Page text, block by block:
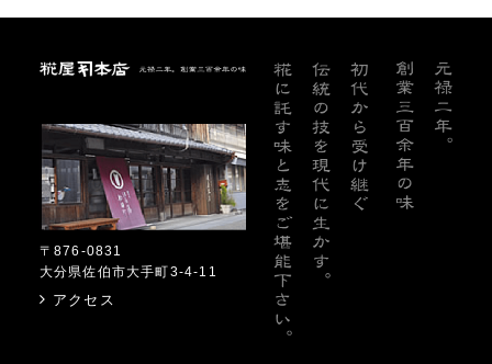
糀屋本店
〒876-0831
大分県佐伯市大手町3-4-11
アクセス